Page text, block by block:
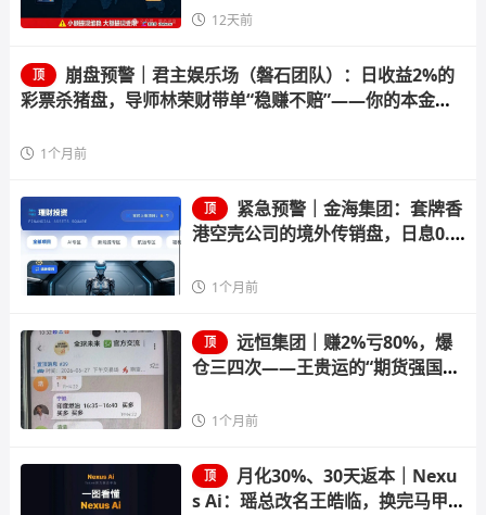
12天前
顶
崩盘预警｜君主娱乐场（磐石团队）：日收益2%的
彩票杀猪盘，导师林荣财带单“稳赚不赔”——你的本金正
1个月前
顶
紧急预警｜金海集团：套牌香
港空壳公司的境外传销盘，日息0.3
1个月前
顶
远恒集团｜赚2%亏80%，爆
仓三四次——王贵运的“期货强国
1个月前
顶
月化30%、30天返本｜Nexu
s Ai：瑶总改名王皓临，换完马甲就